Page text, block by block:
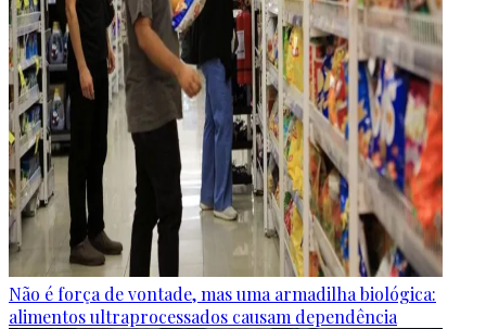
Não é força de vontade, mas uma armadilha biológica:
alimentos ultraprocessados causam dependência